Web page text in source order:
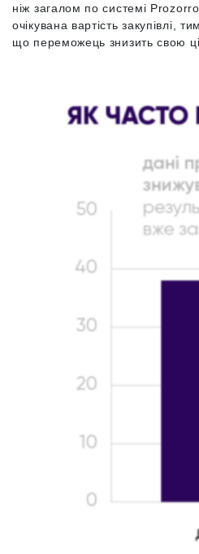
ніж загалом по системі
очікувана вартість закупівлі,
що переможець знизить свою